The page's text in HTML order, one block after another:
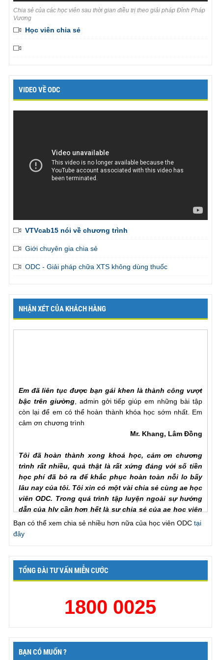
Chia sẻ của các học viên sau thời gian điều trị theo giải pháp Đỉnh Pháp
Vương
Học viên chia sẻ
VIDEO VỀ ODC
VTVcab15 nói về chương trình
Giới chuyên gia chia sẻ
ODC - Giải pháp chữa XTS không dùng thuốc
NHẬN XÉT CỦA KHÁCH HÀNG
bậc trên giường, admin gởi tiếp giúp em những bài tập
còn lại để em có thể hoàn thành khóa học sớm nhất. Em
cảm ơn chương trình
trình rất nhiều, quả thật là rất xứng đáng với số tiền
học phí đã bỏ ra để khắc phục hoàn toàn nỗi lo bấy
lâu nay của tôi. Tôi xin có một vài chia sẻ cùng ae học
viên ODC. Trong quá trình tập luyện ngoài sự hướng
dẫn của hlv cần hơn hết là sự chia sẻ của ae học viên
với nhau để hiểu rõ từng vấn đề của phương pháp.
Trước khi đến với ODC tình trạng của tôi rất tệ, qh chỉ
chưa đầy một phú đã out, làm theo các bài tập nhưng
tôi nhận ra ... , lúc này cũng giống như khi đã xuất
tinh lần một va tiếp tục thì thời gian se kéo dài rất lâu,
Chưa bao gio toi thay vợ hài lòng như bây giờ, khen
Bạn có thể xem chia sẻ nhiều hơn nữa của học viên ODC tại
đây
TỔNG ĐÀI TƯ VẤN MIỄN CƯỚC
1800 0025
BẠN CÓ MUỐN ?